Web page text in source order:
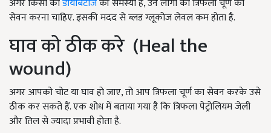
अगर किसी कोडायबिटीजकी समस्या है, उन लोगों को त्रिफला चूर्ण का
सेवन करना चाहिए. इसकी मदद से ब्लड ग्लूकोज लेवल कम होता है.
घाव को ठीक करे (Heal the
wound)
अगर आपको चोट या घाव हो जाए, तो आप त्रिफला चूर्ण का सेवन करके उसे
ठीक कर सकते हैं. एक शोध में बताया गया है कि त्रिफला पेट्रोलियम जेली
और तिल से ज्यादा प्रभावी होता है.